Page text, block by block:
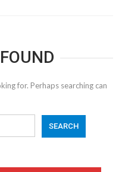
for. Perhaps searching can